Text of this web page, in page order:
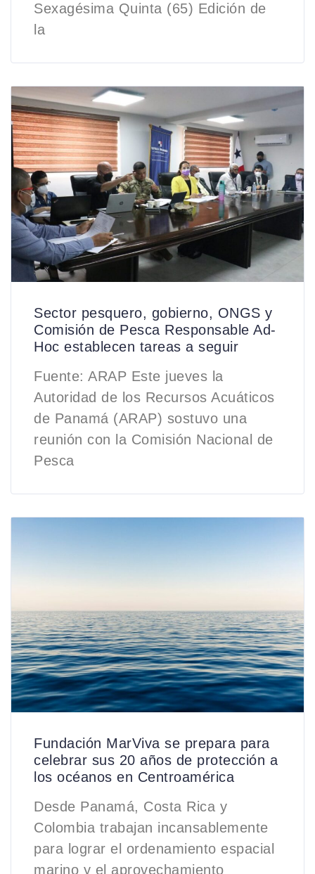
Sexagésima Quinta (65) Edición de
la
Sector pesquero, gobierno, ONGS y
Comisión de Pesca Responsable Ad-
Hoc establecen tareas a seguir
Fuente: ARAP Este jueves la
Autoridad de los Recursos Acuáticos
de Panamá (ARAP) sostuvo una
reunión con la Comisión Nacional de
Pesca
Fundación MarViva se prepara para
celebrar sus 20 años de protección a
los océanos en Centroamérica
Desde Panamá, Costa Rica y
Colombia trabajan incansablemente
para lograr el ordenamiento espacial
marino y el aprovechamiento